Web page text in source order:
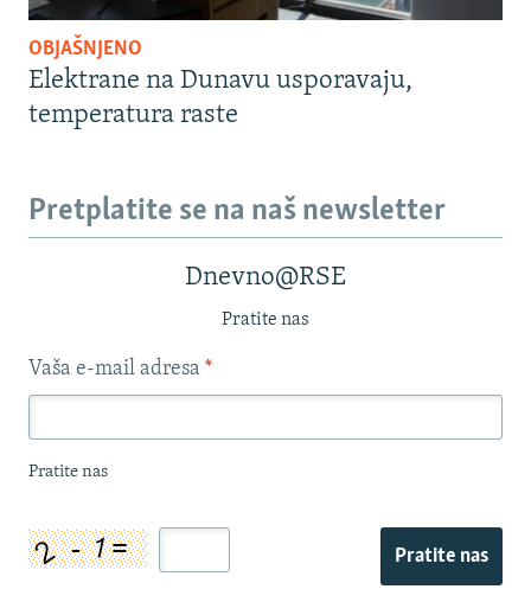
OBJAŠNJENO
Elektrane na Dunavu usporavaju,
temperatura raste
Pretplatite se na naš newsletter
Dnevno@RSE
Pratite nas
Vaša e-mail adresa *
Pratite nas
Pratite nas